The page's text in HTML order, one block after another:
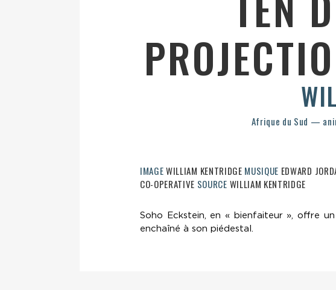
Afrique du Sud —
IMAGEWILLIAM KENTRIDGE MUSIQUE EDWARD
CO-OPERATIVE SOURCE WILLIAM KENTRIDGE
Soho Eckstein, en « bienfaiteur », offre
enchaîné à son piédestal.